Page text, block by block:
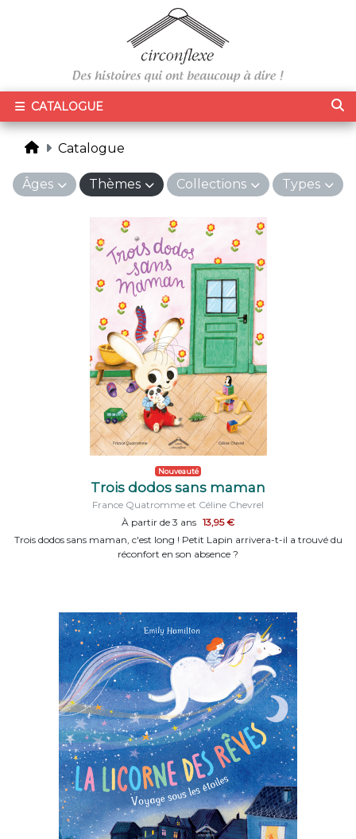
CATALOGUE
Catalogue
Âges Thèmes Collections Types
Nouveauté
Trois dodos sans maman
France Quatromme et Céline Chevrel
À partir de 3 ans 13,95 €
Trois dodos sans maman, c'est long ! Petit Lapin arrivera-t-il a trouvé du
réconfort en son absence ?